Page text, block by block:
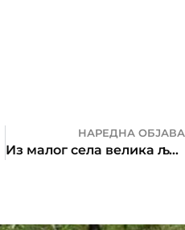
НАРЕДНА ОБЈАВА
Из малог села велика љубав: Корови за ђака са Косова и Метохије